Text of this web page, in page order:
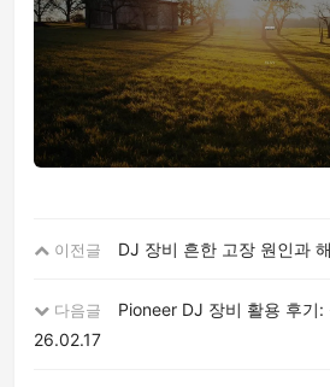
이전글 DJ 장비 흔한 고장 원인과
다음글
Pioneer DJ 장비 활용 후기:
26.02.17